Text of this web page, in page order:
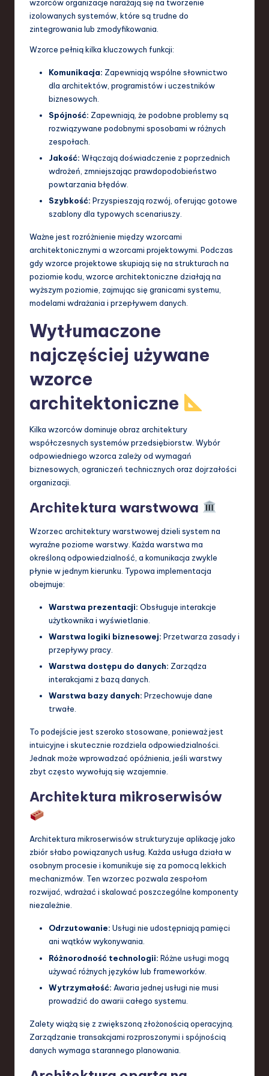
wzorców organizacje narażają się na tworzenie
izolowanych systemów, które są trudne do
zintegrowania lub zmodyfikowania.
Wzorce pełnią kilka kluczowych funkcji:
Komunikacja: Zapewniają wspólne słownictwo
dla architektów, programistów i uczestników
biznesowych.
Spójność: Zapewniają, że podobne problemy są
rozwiązywane podobnymi sposobami w różnych
zespołach.
Jakość: Włączają doświadczenie z poprzednich
wdrożeń, zmniejszając prawdopodobieństwo
powtarzania błędów.
Szybkość: Przyspieszają rozwój, oferując gotowe
szablony dla typowych scenariuszy.
Ważne jest rozróżnienie między wzorcami
architektonicznymi a wzorcami projektowymi. Podczas
gdy wzorce projektowe skupiają się na strukturach na
poziomie kodu, wzorce architektoniczne działają na
wyższym poziomie, zajmując się granicami systemu,
modelami wdrażania i przepływem danych.
Wytłumaczone
najczęściej używane
wzorce
architektoniczne
Kilka wzorców dominuje obraz architektury
współczesnych systemów przedsiębiorstw. Wybór
odpowiedniego wzorca zależy od wymagań
biznesowych, ograniczeń technicznych oraz dojrzałości
organizacji.
Architektura warstwowa
Wzorzec architektury warstwowej dzieli system na
wyraźne poziome warstwy. Każda warstwa ma
określoną odpowiedzialność, a komunikacja zwykle
płynie w jednym kierunku. Typowa implementacja
obejmuje:
Warstwa prezentacji: Obsługuje interakcje
użytkownika i wyświetlanie.
Warstwa logiki biznesowej: Przetwarza zasady i
przepływy pracy.
Warstwa dostępu do danych: Zarządza
interakcjami z bazą danych.
Warstwa bazy danych: Przechowuje dane
trwałe.
To podejście jest szeroko stosowane, ponieważ jest
intuicyjne i skutecznie rozdziela odpowiedzialności.
Jednak może wprowadzać opóźnienia, jeśli warstwy
zbyt często wywołują się wzajemnie.
Architektura mikroserwisów
Architektura mikroserwisów strukturyzuje aplikację jako
zbiór słabo powiązanych usług. Każda usługa działa w
osobnym procesie i komunikuje się za pomocą lekkich
mechanizmów. Ten wzorzec pozwala zespołom
rozwijać, wdrażać i skalować poszczególne komponenty
niezależnie.
Odrzutowanie: Usługi nie udostępniają pamięci
ani wątków wykonywania.
Różnorodność technologii: Różne usługi mogą
używać różnych języków lub frameworków.
Wytrzymałość: Awaria jednej usługi nie musi
prowadzić do awarii całego systemu.
Zalety wiążą się z zwiększoną złożonością operacyjną.
Zarządzanie transakcjami rozproszonymi i spójnością
danych wymaga starannego planowania.